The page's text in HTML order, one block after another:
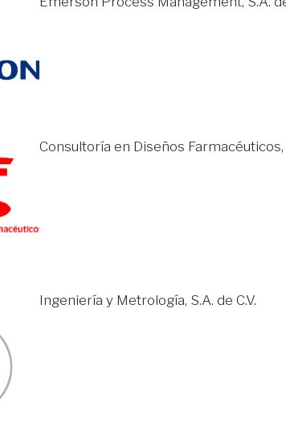
Consultoría en Diseños Farmacéuticos,
Ingeniería y Metrología, S.A. de C.V.